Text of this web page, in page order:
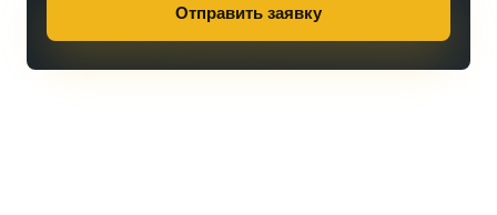
Отправить заявку